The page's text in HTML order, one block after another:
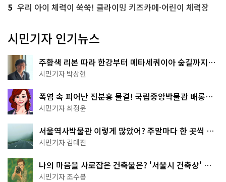
5 우리 아이 체력이 쑥쑥! 클라이밍 키즈카페·어린이 체력장
시민기자 인기뉴스
주황색 리본 따라 한강부터 메타세쿼이아 숲길까지…
서울둘레길 15코스
시민기자 박상현
폭염 속 피어난 진분홍 물결! 국립중앙박물관 배롱나
무 명소
시민기자 최정윤
서울역사박물관 이렇게 많았어? 주말마다 한 곳씩 떠
나는 역사 산책
시민기자 김대진
나의 마음을 사로잡은 건축물은? '서울시 건축상' 수
상작 공개!
시민기자 조수봉